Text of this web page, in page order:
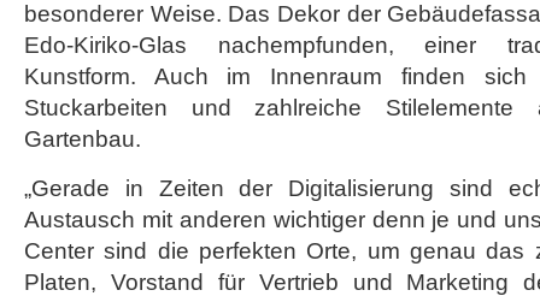
besonderer Weise. Das Dekor der
Edo-Kiriko-Glas nachempfunden, einer
Kunstform. Auch im Innenraum finden sich
Stuckarbeiten und zahlreiche
Gartenbau.
„Gerade in Zeiten der Digitalisierung sind
Austausch mit anderen wichtiger denn je und
Center sind die perfekten Orte, um genau das
Platen, Vorstand für Vertrieb und Marketing